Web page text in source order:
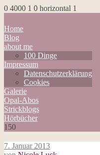
0 4000 1 0 horizontal 1
Home
Blog
about me
100 Dinge
Impressum
Datenschutzerklärung
Cookies
Galerie
Opal-Abos
Strickblogs
Hörbücher
150
7. Januar 2013